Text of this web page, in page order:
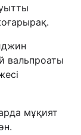
вальпроаты
мұқият